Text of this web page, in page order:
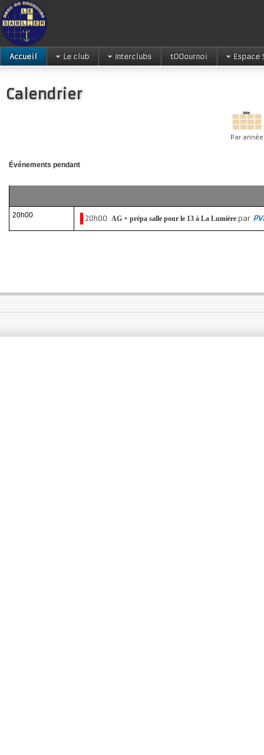
Accueil Le club Interclubs tOOournoi Espace
Calendrier
Par année
Événements pendant
20h00 20h00 AG + prépa salle pour le 13 à La Lumière par PVI